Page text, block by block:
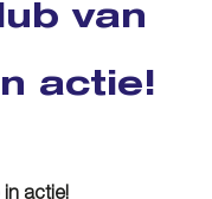
van
actie!
in actie!